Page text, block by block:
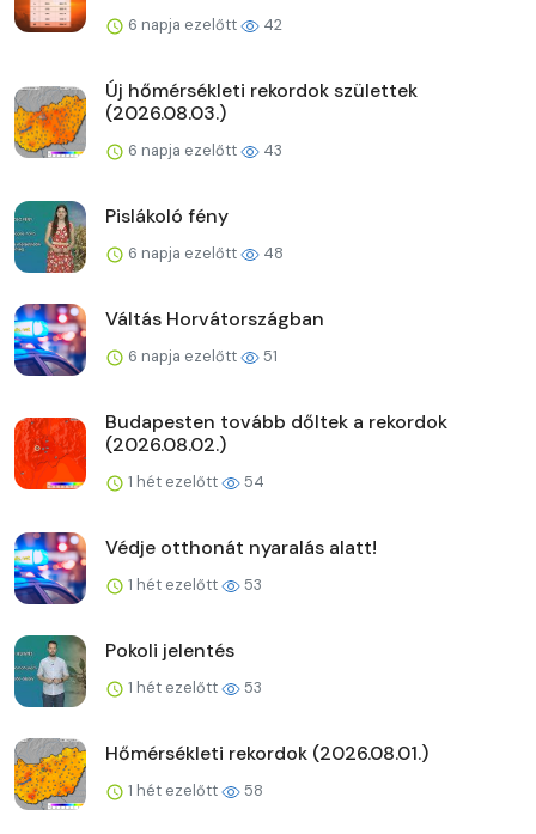
6 napja ezelőtt 42
Új hőmérsékleti rekordok születtek
(2026.08.03.)
6 napja ezelőtt 43
Pislákoló fény
6 napja ezelőtt 48
Váltás Horvátországban
6 napja ezelőtt 51
Budapesten tovább dőltek a rekordok
(2026.08.02.)
1 hét ezelőtt 54
Védje otthonát nyaralás alatt!
1 hét ezelőtt 53
Pokoli jelentés
1 hét ezelőtt 53
Hőmérsékleti rekordok (2026.08.01.)
1 hét ezelőtt 58